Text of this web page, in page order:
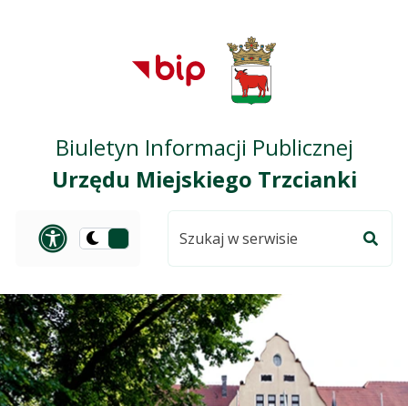
Przejdź do
głównego menu
Przejdź do treści
Przejdź do mapy
serwisu
Biuletyn Informacji Publicznej
Urzędu Miejskiego Trzcianki
Panel dostosowania
Przełącz
ciemną
serwisie